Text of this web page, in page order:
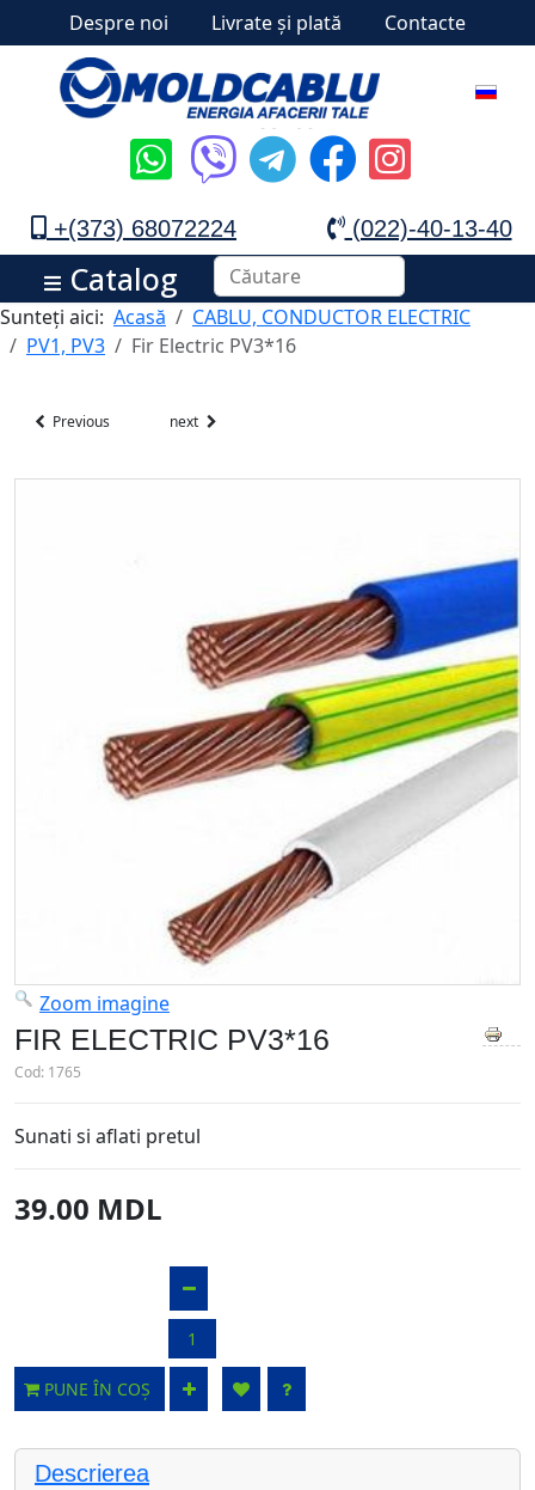
Despre noi Livrate și plată Contacte
+(373) 68072224 (022)-40-13-40
Catalog
Sunteți aici: Acasă
CABLU, CONDUCTOR ELECTRIC
PV1, PV3
Fir Electric PV3*16
Previous next
Zoom imagine
FIR ELECTRIC PV3*16
Cod: 1765
Sunati si aflati pretul
39.00 MDL
PUNE ÎN COȘ
Descrierea